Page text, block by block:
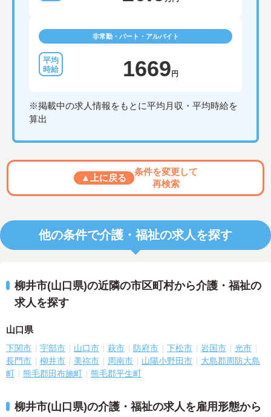
非常勤・パート・アルバイト
1669 円
※掲載中の求人情報をもとに平均月収・平均時給を
算出
▲上に戻る
条件を変更して
再検索
他の条件で介護・福祉の求人を探す
柳井市(山口県)の近隣の市区町村から介護・福祉の
求人を探す
山口県
下関市 宇部市 山口市 萩市 防府市 下松市 岩国市
光市
長門市
柳井市 美祢市 周南市 山陽小野田市
大島郡周防大島
町
熊毛郡田布施町 熊毛郡平生町
柳井市(山口県)の介護・福祉の求人を雇用形態から